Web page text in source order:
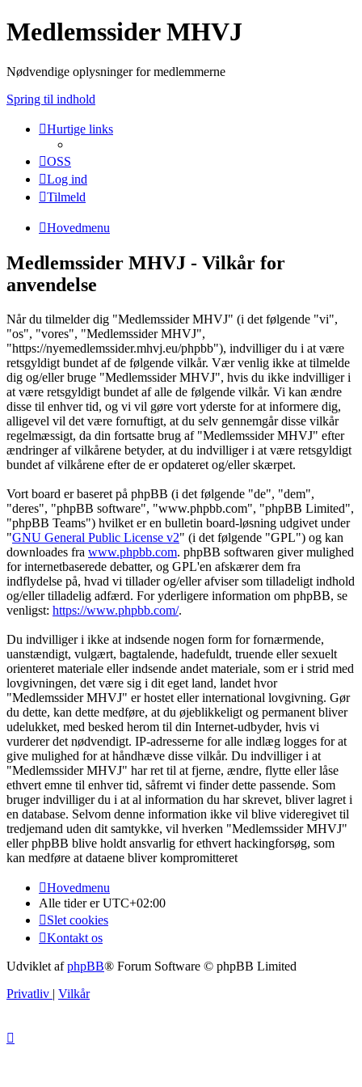
Medlemssider MHVJ
Nødvendige oplysninger for medlemmerne
Spring til indhold
Hurtige links
OSS
Log ind
Tilmeld
Hovedmenu
Medlemssider MHVJ - Vilkår for
anvendelse
Når du tilmelder dig "Medlemssider MHVJ" (i det følgende "vi",
"os", "vores", "Medlemssider MHVJ",
"https://nyemedlemssider.mhvj.eu/phpbb"), indvilliger du i at være
retsgyldigt bundet af de følgende vilkår. Vær venlig ikke at tilmelde
dig og/eller bruge "Medlemssider MHVJ", hvis du ikke indvilliger i
at være retsgyldigt bundet af alle de følgende vilkår. Vi kan ændre
disse til enhver tid, og vi vil gøre vort yderste for at informere dig,
alligevel vil det være fornuftigt, at du selv gennemgår disse vilkår
regelmæssigt, da din fortsatte brug af "Medlemssider MHVJ" efter
ændringer af vilkårene betyder, at du indvilliger i at være retsgyldigt
bundet af vilkårene efter de er opdateret og/eller skærpet.
Vort board er baseret på phpBB (i det følgende "de", "dem",
"deres", "phpBB software", "www.phpbb.com", "phpBB Limited",
"phpBB Teams") hvilket er en bulletin board-løsning udgivet under
"GNU General Public License v2" (i det følgende "GPL") og kan
downloades fra www.phpbb.com. phpBB softwaren giver mulighed
for internetbaserede debatter, og GPL'en afskærer dem fra
indflydelse på, hvad vi tillader og/eller afviser som tilladeligt indhold
og/eller tilladelig adfærd. For yderligere information om phpBB, se
venligst: https://www.phpbb.com/.
Du indvilliger i ikke at indsende nogen form for fornærmende,
uanstændigt, vulgært, bagtalende, hadefuldt, truende eller sexuelt
orienteret materiale eller indsende andet materiale, som er i strid med
lovgivningen, det være sig i dit eget land, landet hvor
"Medlemssider MHVJ" er hostet eller international lovgivning. Gør
du dette, kan dette medføre, at du øjeblikkeligt og permanent bliver
udelukket, med besked herom til din Internet-udbyder, hvis vi
vurderer det nødvendigt. IP-adresserne for alle indlæg logges for at
give mulighed for at håndhæve disse vilkår. Du indvilliger i at
"Medlemssider MHVJ" har ret til at fjerne, ændre, flytte eller låse
ethvert emne til enhver tid, såfremt vi finder dette passende. Som
bruger indvilliger du i at al information du har skrevet, bliver lagret i
en database. Selvom denne information ikke vil blive videregivet til
tredjemand uden dit samtykke, vil hverken "Medlemssider MHVJ"
eller phpBB blive holdt ansvarlig for ethvert hackingforsøg, som
kan medføre at dataene bliver kompromitteret
Hovedmenu
Alle tider erUTC+02:00
Slet cookies
Kontakt os
Udviklet afphpBB® Forum Software © phpBB Limited
Privatliv | Vilkår